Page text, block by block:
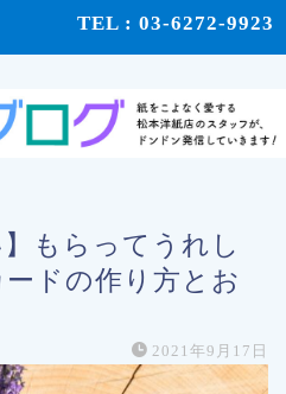
TEL : 03-6272-9923
】もらってうれし
ドの作り方とお
2021年9月17日